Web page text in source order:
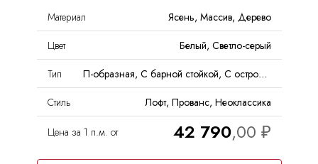
Материал
Ясень, Массив, Дерево
Цвет
Белый, Светло-серый
Тип
П-образная, С барной стойкой, С островом
Стиль
Лофт, Прованс, Неоклассика
Цена за 1 п.м. от 42 790